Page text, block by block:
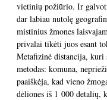
vietinių požiūrio. Ir
dar labiau nutolę
mistinius žmones
privalai tikėti juos esant
Metafizinė distancija, kuri
metodas: komuna,
paaiškėja, kad vieno
dėliones iš 1 000 detalių,